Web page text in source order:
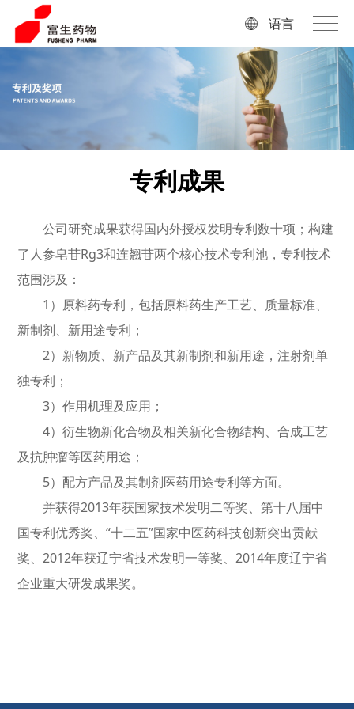
语言
专利成果
公司研究成果获得国内外授权发明专利数十项；构建
了人参皂苷Rg3和连翘苷两个核心技术专利池，专利技术
范围涉及：
1）原料药专利，包括原料药生产工艺、质量标准、
新制剂、新用途专利；
2）新物质、新产品及其新制剂和新用途，注射剂单
独专利；
3）作用机理及应用；
4）衍生物新化合物及相关新化合物结构、合成工艺
及抗肿瘤等医药用途；
5）配方产品及其制剂医药用途专利等方面。
并获得2013年获国家技术发明二等奖、第十八届中
国专利优秀奖、“十二五”国家中医药科技创新突出贡献
奖、2012年获辽宁省技术发明一等奖、2014年度辽宁省
企业重大研发成果奖。